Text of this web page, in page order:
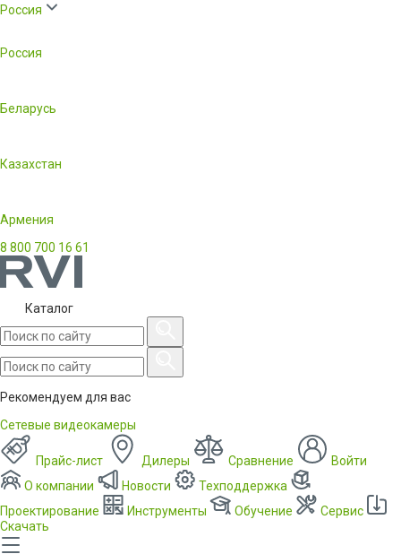
Россия
Россия
Беларусь
Казахстан
Армения
8 800 700 16 61
Каталог
Рекомендуем для вас
Сетевые видеокамеры
Прайс-лист Дилеры Сравнение
Войти
О компании
Новости
Техподдержка
Проектирование
Инструменты Обучение
Сервис
Скачать